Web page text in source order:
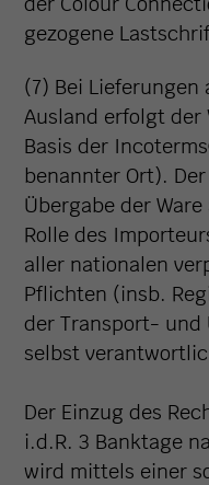
gezogene
(7) Bei
Ausland erfolgt
Basis der
benannter Ort).
Übergabe der
Rolle des
aller nationalen
Pflichten (insb.
der Transport- und
selbst
Der Einzug des
i.d.R. 3 Banktage
wird mittels einer